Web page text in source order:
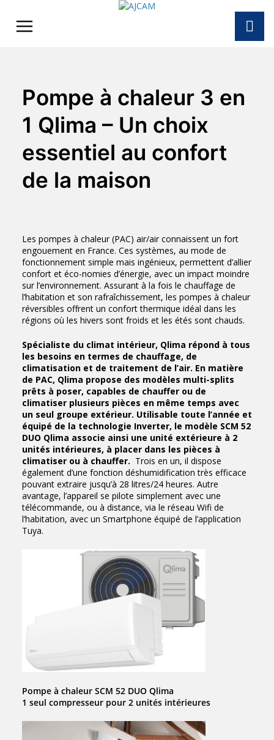
content
Pompe à chaleur 3 en
1 Qlima – Un choix
essentiel au confort
de la maison
Les pompes à chaleur (PAC) air/air connaissent un fort
engouement en France. Ces systèmes, au mode de
fonctionnement simple mais ingénieux, permettent d’allier
confort et éco-nomies d’énergie, avec un impact moindre
sur l’environnement. Assurant à la fois le chauffage de
l’habitation et son rafraîchissement, les pompes à chaleur
réversibles offrent un confort thermique idéal dans les
régions où les hivers sont froids et les étés sont chauds.
Spécialiste du climat intérieur, Qlima répond à tous
les besoins en termes de chauffage, de
climatisation et de traitement de l’air. En matière
de PAC, Qlima propose des modèles multi-splits
prêts à poser, capables de chauffer ou de
climatiser plusieurs pièces en même temps avec
un seul groupe extérieur. Utilisable toute l’année et
équipé de la technologie Inverter, le modèle SCM 52
DUO Qlima associe ainsi une unité extérieure à 2
unités intérieures, à placer dans les pièces à
climatiser ou à chauffer. Trois en un, il dispose
également d’une fonction déshumidification très efficace
pouvant extraire jusqu’à 28 litres/24 heures. Autre
avantage, l’appareil se pilote simplement avec une
télécommande, ou à distance, via le réseau Wifi de
l’habitation, avec un Smartphone équipé de l’application
Tuya.
Pompe à chaleur SCM 52 DUO Qlima
1 seul compresseur pour 2 unités intérieures